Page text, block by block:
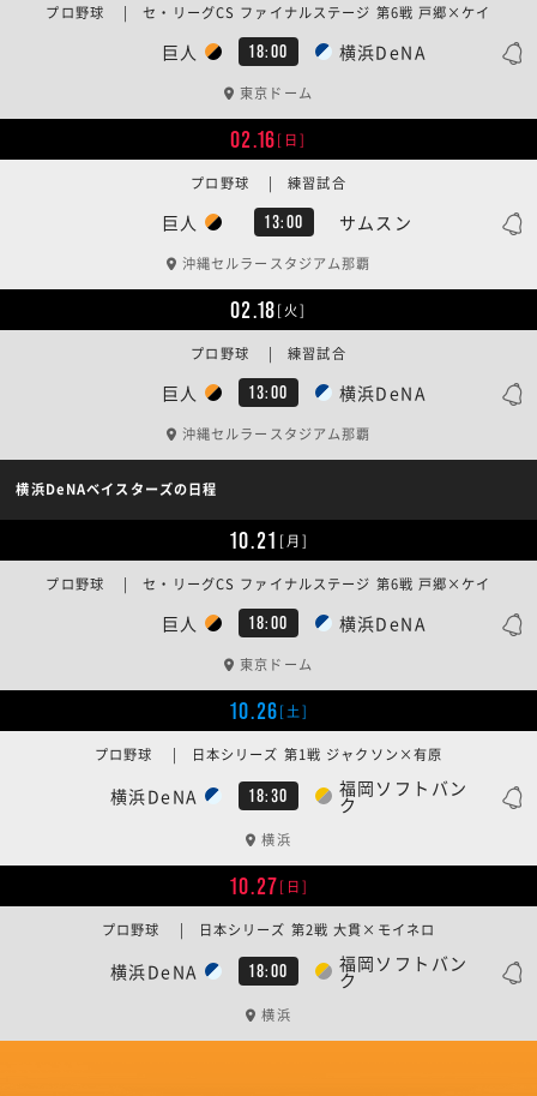
巨人 18:00 横浜DeNA
プロ野球 | セ・リーグCS ファイナルステージ 第6戦 戸郷×ケイ
東京ドーム
02.16[日]
巨人 13:00 サムスン
プロ野球 | 練習試合
沖縄セルラースタジアム那覇
02.18[火]
巨人 13:00 横浜DeNA
プロ野球 | 練習試合
沖縄セルラースタジアム那覇
横浜DeNAベイスターズの日程
10.21 [月]
巨人 18:00 横浜DeNA
プロ野球 | セ・リーグCS ファイナルステージ 第6戦 戸郷×ケイ
東京ドーム
10.26[土]
横浜DeNA 18:30 福岡ソフトバン
ク
プロ野球 | 日本シリーズ 第1戦 ジャクソン×有原
横浜
10.27[日]
横浜DeNA 18:00 福岡ソフトバン
ク
プロ野球 | 日本シリーズ 第2戦 大貫×モイネロ
横浜